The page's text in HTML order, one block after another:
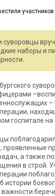
суворовцы
наборы и
–
госпитале на
проявленные
а также
в строй.
истории